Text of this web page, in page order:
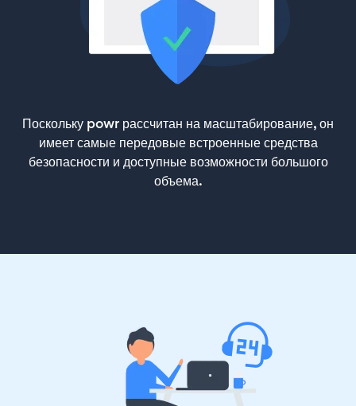
Поскольку powr рассчитан на масштабирование, он
имеет самые передовые встроенные средства
безопасности и доступные возможности большого
объема.